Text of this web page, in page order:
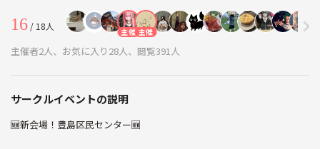
16/ 18人 主催 主催
主催者2人、お気に入り28人、閲覧391人
サークルイベントの説明
🆕新会場！豊島区民センター🆕